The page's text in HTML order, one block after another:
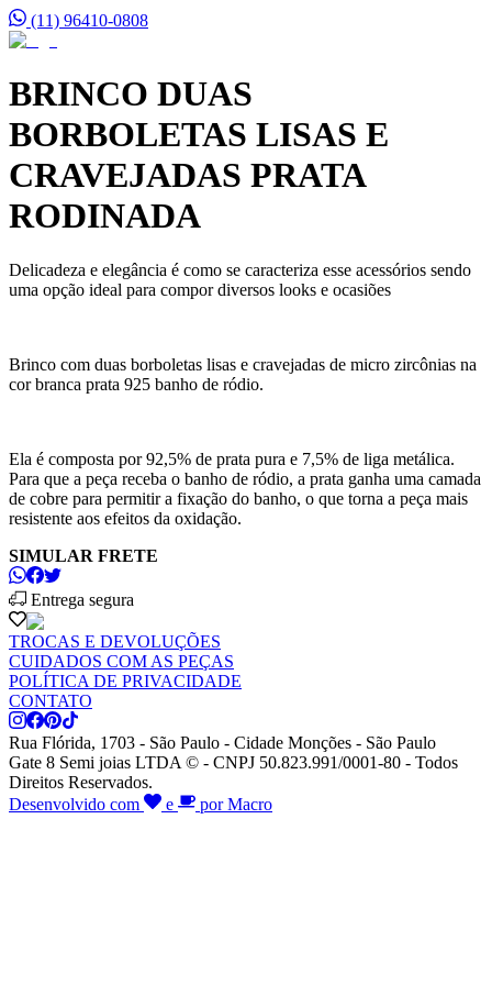
(11) 96410-0808
BRINCO DUAS
BORBOLETAS LISAS E
CRAVEJADAS PRATA
RODINADA
Delicadeza e elegância é como se caracteriza esse acessórios sendo
uma opção ideal para compor diversos looks e ocasiões
Brinco com duas borboletas lisas e cravejadas de micro zircônias na
cor branca prata 925 banho de ródio.
Ela é composta por 92,5% de prata pura e 7,5% de liga metálica.
Para que a peça receba o banho de ródio, a prata ganha uma camada
de cobre para permitir a fixação do banho, o que torna a peça mais
resistente aos efeitos da oxidação.
SIMULAR FRETE
Entrega segura
TROCAS E DEVOLUÇÕES
CUIDADOS COM AS PEÇAS
POLÍTICA DE PRIVACIDADE
CONTATO
Rua Flórida, 1703 - São Paulo - Cidade Monções - São Paulo
Gate 8 Semi joias LTDA © - CNPJ 50.823.991/0001-80 - Todos
Direitos Reservados.
Desenvolvido com
e por Macro